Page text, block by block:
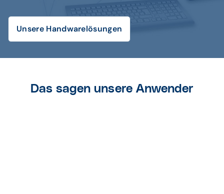
Unsere Handwarelösungen
Das sagen unsere Anwender